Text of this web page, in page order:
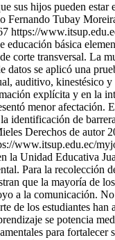
sus hijos pueden estar
Fernando Tubay
https://
educación básica
corte transversal. La
datos se aplicó una
auditivo, kinestésico
explícita y en la
menor afectación.
identificación de
Derechos de autor
www.itsup.edu.ec/
la Unidad Educativa
Para la recolección
que la mayoría de
a la comunicación.
de los estudiantes
se potencia
para